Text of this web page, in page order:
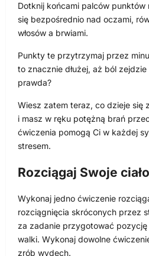
Dotknij końcami palców punktów
się bezpośrednio nad oczami,
włosów a brwiami.
Punkty te przytrzymaj przez
to znacznie dłużej, aż ból zejdzie
prawda?
Wiesz zatem teraz, co dzieje się
i masz w ręku potężną brań
ćwiczenia pomogą Ci w każdej
stresem.
Rozciągaj Swoje ciało
Wykonaj jedno ćwiczenie
rozciągnięcia skróconych przez
za zadanie przygotować pozycję
walki. Wykonaj dowolne
zrób wydech.